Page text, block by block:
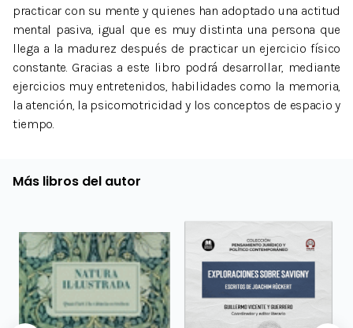
practicar con su mente y quienes han adoptado una actitud
mental pasiva, igual que es muy distinta una persona que
llega a la madurez después de practicar un ejercicio físico
constante. Gracias a este libro podrá desarrollar, mediante
ejercicios muy entretenidos, habilidades como la memoria,
la atención, la psicomotricidad y los conceptos de espacio y
tiempo.
Más libros del autor